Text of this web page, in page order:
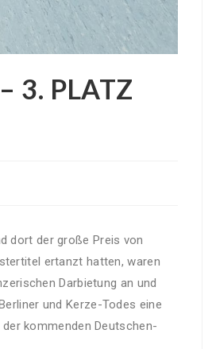
PLATZ F
dort der große Preis von
ertanzt hatten, waren
Darbietung an und
und Kerze-Todes eine
kommenden Deutschen-